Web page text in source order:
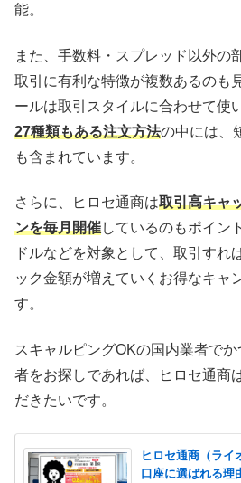
能。
また、手数料・スプレッド以外の
取引に有利な特徴が複数あるのも
ールは取引スタイルに合わせて使
27種類もある注文方法の中には、
も含まれています。
さらに、ヒロセ通商は取引高キャ
ンを毎月開催しているのもポイン
ドルなどを対象として、取引すれ
ック金額が増えていくお得なキャ
す。
スキャルピングOKの国内業者で
者をお探しであれば、ヒロセ通商
だきたいです。
ヒロセ通商（ライ
口座に選ばれる理